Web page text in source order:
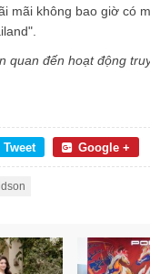
mãi không bao giờ có
quan đến hoạt động
Tweet Google +